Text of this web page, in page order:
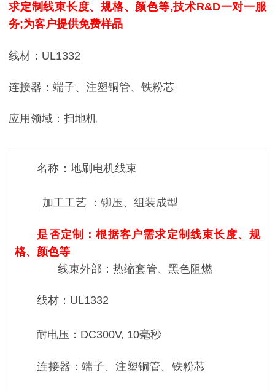
求定制线束长度、规格、颜色等,技术R&D一对一服
务;为客户提供免费样品
线材：UL1332
连接器：端子、注塑铜管、铁粉芯
应用领域：扫地机
名称：地刷电机线束
加工工艺 ：铆压、组装成型
是否定制：根据客户需求定制线束长度、规
格、颜色等
线束外部：热缩套管、黑色阻燃
线材：UL1332
耐电压：DC300V, 10毫秒
连接器：端子、注塑铜管、铁粉芯